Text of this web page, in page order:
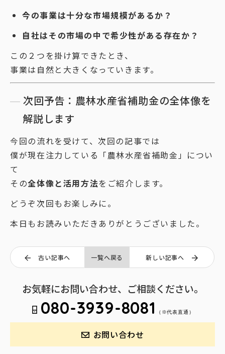
今の事業は十分な市場規模があるか？
自社はその市場の中で希少性がある存在か？
この２つを掛け算できたとき、
事業は自然と大きくなっていきます。
次回予告：農林水産省補助金の全体像を
解説します
今回の流れを受けて、次回の記事では
僕が現在注力している「農林水産省補助金」につい
て
その全体像と活用方法をご紹介します。
どうぞ次回もお楽しみに。
本日もお読みいただきありがとうございました。
古い記事へ 一覧へ戻る 新しい記事へ
お気軽にお問い合わせ、ご相談ください。
080-3939-8081 （※代表直通）
お問い合わせ